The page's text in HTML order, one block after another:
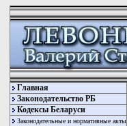
Главная
Законодательство РБ
Кодексы Беларуси
Законодательные и нормативные акты